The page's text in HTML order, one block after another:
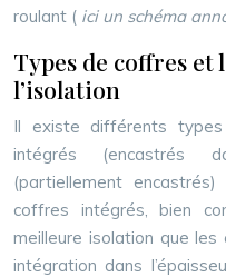
roulant ( ici un schéma
Types de coffres
l’isolation
Il existe différents
intégrés (encastrés
(partiellement
coffres intégrés, bien
meilleure isolation que
intégration dans